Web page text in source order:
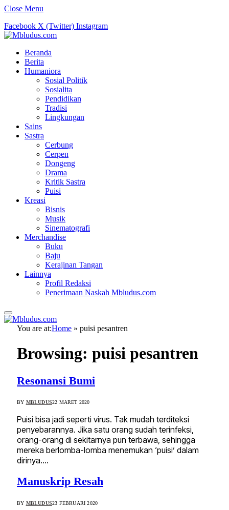
Close Menu
Facebook X (Twitter) Instagram
Beranda
Berita
Humaniora
Sosial Politik
Sosialita
Pendidikan
Tradisi
Lingkungan
Sains
Sastra
Cerbung
Cerpen
Dongeng
Drama
Kritik Sastra
Puisi
Kreasi
Bisnis
Musik
Sinematografi
Merchandise
Buku
Baju
Kerajinan Tangan
Lainnya
Profil Redaksi
Penerimaan Naskah Mbludus.com
You are at:Home » puisi pesantren
Browsing: puisi pesantren
Resonansi Bumi
BY MBLUDUS22 MARET 2020
Puisi bisa jadi seperti virus. Tak mudah terditeksi
penyebarannya. Jika satu orang sudah terinfeksi,
orang-orang di sekitarnya pun terbawa, sehingga
mereka berlomba-lomba menemukan ‘puisi’ dalam
dirinya.…
Manuskrip Resah
BY MBLUDUS23 FEBRUARI 2020